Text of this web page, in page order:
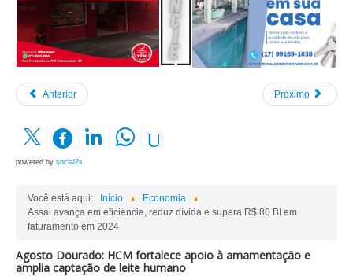
Anterior Próximo
powered by social2s
Você está aqui: Início
Economia
Assai avança em eficiência, reduz dívida e supera R$ 80 BI em
faturamento em 2024
Agosto Dourado: HCM fortalece apoio à amamentação e
amplia captação de leite humano